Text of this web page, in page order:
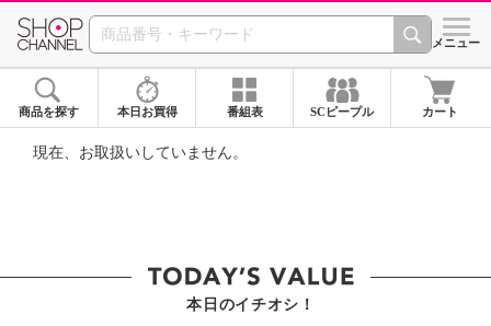
SHOP CHANNEL ショッ
メニュー
商品を探す 本日お買得 番組表 SCピープル カート
現在、お取扱いしていません。
本日のイチオシ！